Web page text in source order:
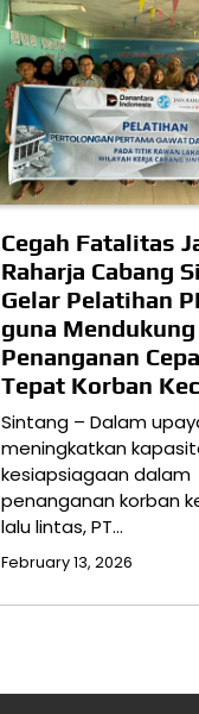
Cegah Fatalitas
Raharja Cabang
Gelar Pelatihan
guna Mendukung
Penanganan
Tepat Korban
Sintang – Dalam
meningkatkan
kesiapsiagaan dalam
penanganan korban
lalu lintas, PT…
February 13, 2026